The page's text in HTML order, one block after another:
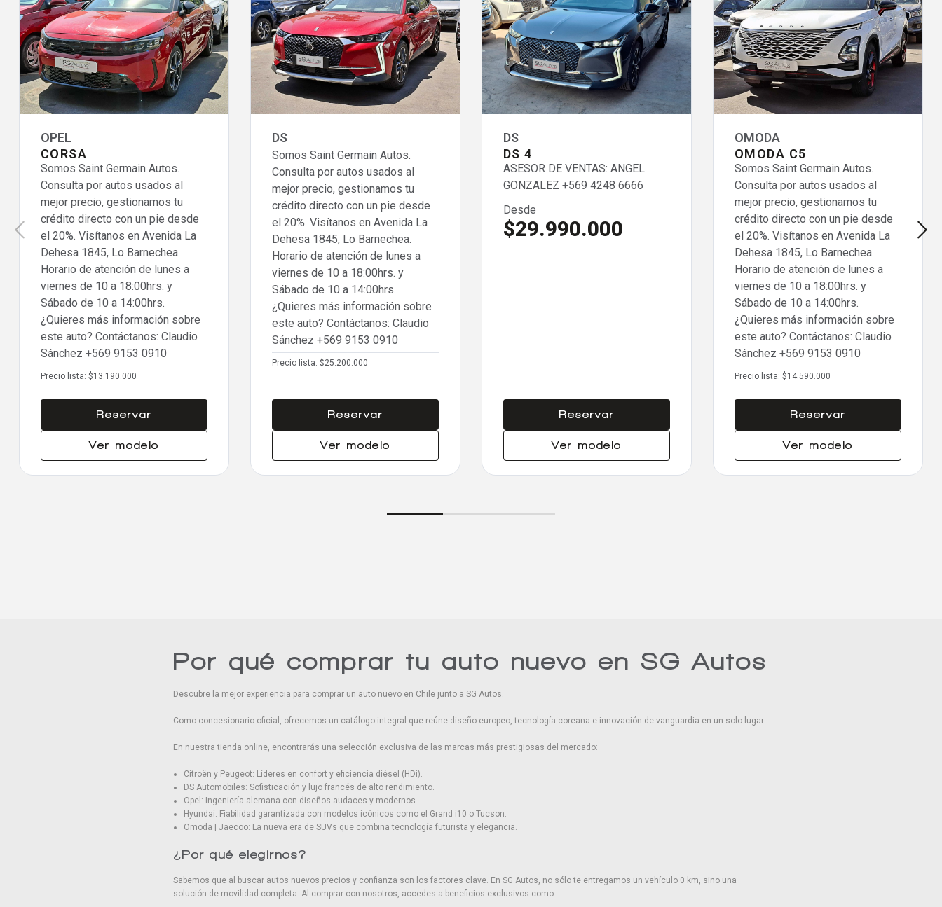
OPEL
CORSA
Somos Saint Germain Autos.
Consulta por autos usados al
mejor precio, gestionamos tu
crédito directo con un pie desde
el 20%. Visítanos en Avenida La
Dehesa 1845, Lo Barnechea.
Horario de atención de lunes a
viernes de 10 a 18:00hrs. y
Sábado de 10 a 14:00hrs.
¿Quieres más información sobre
este auto? Contáctanos: Claudio
Sánchez +569 9153 0910
Precio lista: $13.190.000
Reservar
Ver modelo
DS
Somos Saint Germain Autos.
Consulta por autos usados al
mejor precio, gestionamos tu
crédito directo con un pie desde
el 20%. Visítanos en Avenida La
Dehesa 1845, Lo Barnechea.
Horario de atención de lunes a
viernes de 10 a 18:00hrs. y
Sábado de 10 a 14:00hrs.
¿Quieres más información sobre
este auto? Contáctanos: Claudio
Sánchez +569 9153 0910
Precio lista: $25.200.000
Reservar
Ver modelo
DS
DS 4
ASESOR DE VENTAS: ANGEL
GONZALEZ +569 4248 6666
Desde
$29.990.000
Reservar
Ver modelo
OMODA
OMODA C5
Somos Saint Germain Autos.
Consulta por autos usados al
mejor precio, gestionamos tu
crédito directo con un pie desde
el 20%. Visítanos en Avenida La
Dehesa 1845, Lo Barnechea.
Horario de atención de lunes a
viernes de 10 a 18:00hrs. y
Sábado de 10 a 14:00hrs.
¿Quieres más información sobre
este auto? Contáctanos: Claudio
Sánchez +569 9153 0910
Precio lista: $14.590.000
Reservar
Ver modelo
Por qué comprar tu auto nuevo en SG Autos
Descubre la mejor experiencia para comprar un auto nuevo en Chile junto a SG Autos.
Como concesionario oficial, ofrecemos un catálogo integral que reúne diseño europeo, tecnología coreana e innovación de vanguardia en un solo lugar.
En nuestra tienda online, encontrarás una selección exclusiva de las marcas más prestigiosas del mercado:
Citroën y Peugeot: Líderes en confort y eficiencia diésel (HDi).
DS Automobiles: Sofisticación y lujo francés de alto rendimiento.
Opel: Ingeniería alemana con diseños audaces y modernos.
Hyundai: Fiabilidad garantizada con modelos icónicos como el Grand i10 o Tucson.
Omoda | Jaecoo: La nueva era de SUVs que combina tecnología futurista y elegancia.
¿Por qué elegirnos?
Sabemos que al buscar autos nuevos precios y confianza son los factores clave. En SG Autos, no sólo te entregamos un vehículo 0 km, sino una
solución de movilidad completa. Al comprar con nosotros, accedes a beneficios exclusivos como: